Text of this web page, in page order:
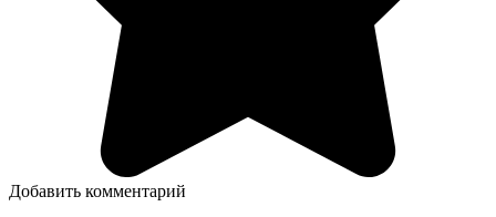
Добавить комментарий